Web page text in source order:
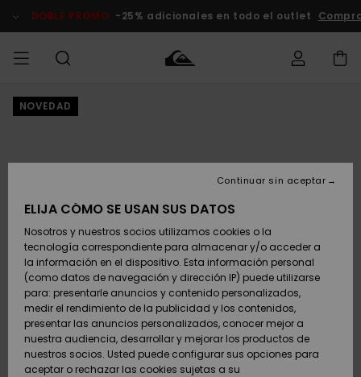
del
DOBLE PROMO -25% adicionales en todo el outlet
HOMBRE
Zapatos y
chanclas
Surf
Snow
Zapatos y
chanclas
Surf
Snow
Destacados
Snow
SURF
Highlights
Comunidad
SNOW
Snow Niños
Tienda
Snow Mujer
Destacados
DOBLE
PROMO
Outlet
Mujer
Envio
Devoluciones
Pago
Tarjeta de
regalo
Quiksilver
Freedom
NOVEDAD
ELIJA CÓMO SE USAN SUS DATOS
Nosotros y nuestros socios utilizamos cookies o la
tecnología correspondiente para almacenar y/o acceder a
la información en el dispositivo. Esta información personal
(como datos de navegación y dirección IP) puede utilizarse
para: presentarle anuncios y contenido personalizados,
medir el rendimiento de la publicidad y los contenidos,
presentar las anuncios personalizados, conocer mejor a
nuestra audiencia, desarrollar y mejorar los productos de
nuestros socios. Usted puede configurar sus opciones para
aceptar o rechazar las cookies sujetas a su
Continuar sin aceptar